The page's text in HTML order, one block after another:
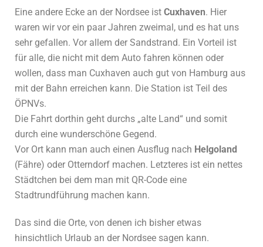
Eine andere Ecke an der Nordsee ist Cuxhaven. Hier
waren wir vor ein paar Jahren zweimal, und es hat uns
sehr gefallen. Vor allem der Sandstrand. Ein Vorteil ist
für alle, die nicht mit dem Auto fahren können oder
wollen, dass man Cuxhaven auch gut von Hamburg aus
mit der Bahn erreichen kann. Die Station ist Teil des
ÖPNVs.
Die Fahrt dorthin geht durchs „alte Land“ und somit
durch eine wunderschöne Gegend.
Vor Ort kann man auch einen Ausflug nach Helgoland
(Fähre) oder Otterndorf machen. Letzteres ist ein nettes
Städtchen bei dem man mit QR-Code eine
Stadtrundführung machen kann.
Das sind die Orte, von denen ich bisher etwas
hinsichtlich Urlaub an der Nordsee sagen kann.